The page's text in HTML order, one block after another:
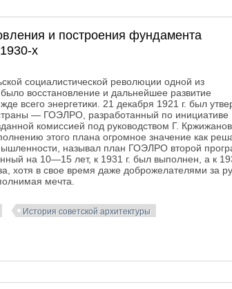
и построения фундамента
х
социалистической революции одной из
восстановление и дальнейшее развитие
всего энергетики. 21 декабря 1921 г. был
— ГОЭЛРО, разработанный по инициативе
комиссией под руководством Г.
этого плана огромное значение как
называл план ГОЭЛРО второй
на 10—15 лет, к 1931 г. был выполнен, а к
хотя в свое время даже доброжелателями за
мечта.
История советской архитектуры